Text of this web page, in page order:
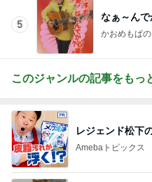
5
なぁ～ん
かおめもぱ
このジャンルの記事をもっ
レジェンド松下
Amebaトピックス